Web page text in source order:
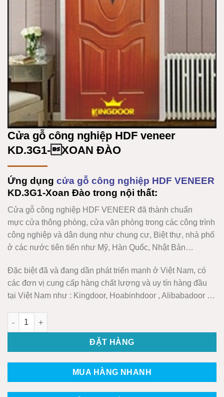
Cửa gỗ công nghiệp HDF veneer
KD.3G1-XOAN ĐÀO
Ứng dụng cửa gỗ công nghiệp HDF VENEER
KD.3G1-Xoan Đào trong nội thất:
Cửa gỗ công nghiệp HDF VENEER đã thành chuẩn
mực cửa thông phòng, cửa văn phòng trong các công trình
công nghiệp và dân dụng như chung cư, Biệt thự, nhà phố
ở các nước tiên tiến như Mỹ, Hàn Quốc, Nhật Bản…
Đặc biệt đã và đang dần phát triển mạnh ở Việt Nam, có
các đơn vị cung cấp hàng chất lượng và uy tín hàng đầu
tại Việt Nam như : Kingdoor, Hoabinhdoor , Alibabadoor …
Cửa gỗ công nghiệp HDF veneer KD.3G1-XOAN ĐÀO số
ĐẶT HÀNG
MUA HÀNG NHANH